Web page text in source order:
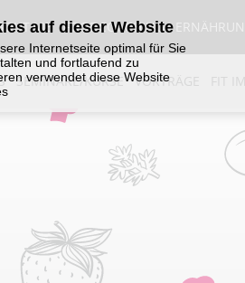
ME FOODCOACHING
SEMINARE/KURSE VORTRÄGE
auf dieser Website
Internetseite optimal für Sie
und fortlaufend zu
verwendet diese Website